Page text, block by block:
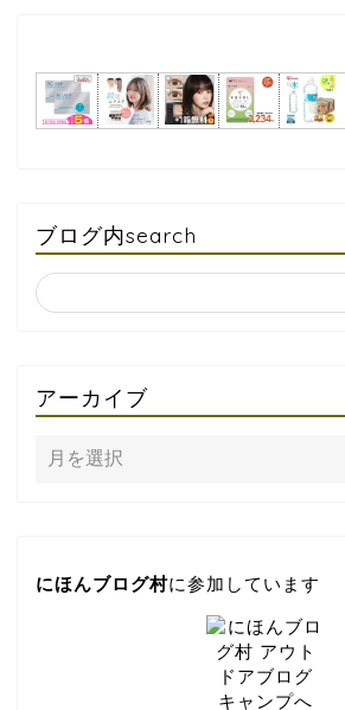
ブログ内search
アーカイブ
にほんブログ村に参加しています